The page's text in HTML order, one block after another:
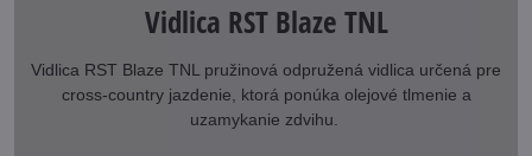
Vidlica RST Blaze TNL
Vidlica RST Blaze TNL pružinová odpružená vidlica určená pre
cross-country jazdenie, ktorá ponúka olejové tlmenie a
uzamykanie zdvihu.